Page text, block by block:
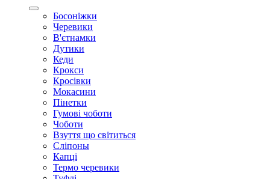
Босоніжки
Черевики
В'єтнамки
Дутики
Кеди
Крокси
Кросівки
Мокасини
Пінетки
Гумові чоботи
Чоботи
Взуття що світиться
Сліпоны
Капці
Термо черевики